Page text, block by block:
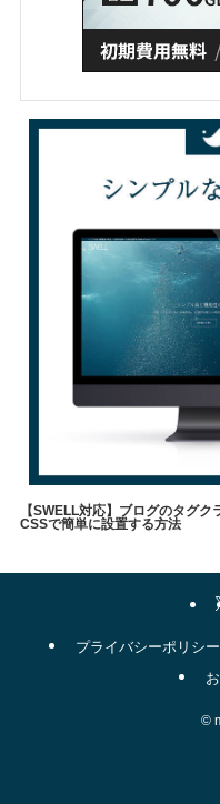
【SWELL対応】ブログのタグ
CSSで簡単に設置する方法
やりたいこと
プライバシーポリシ
©